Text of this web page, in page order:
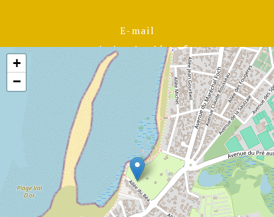
E-mail
contact@cotesetdunes.fr
+
−